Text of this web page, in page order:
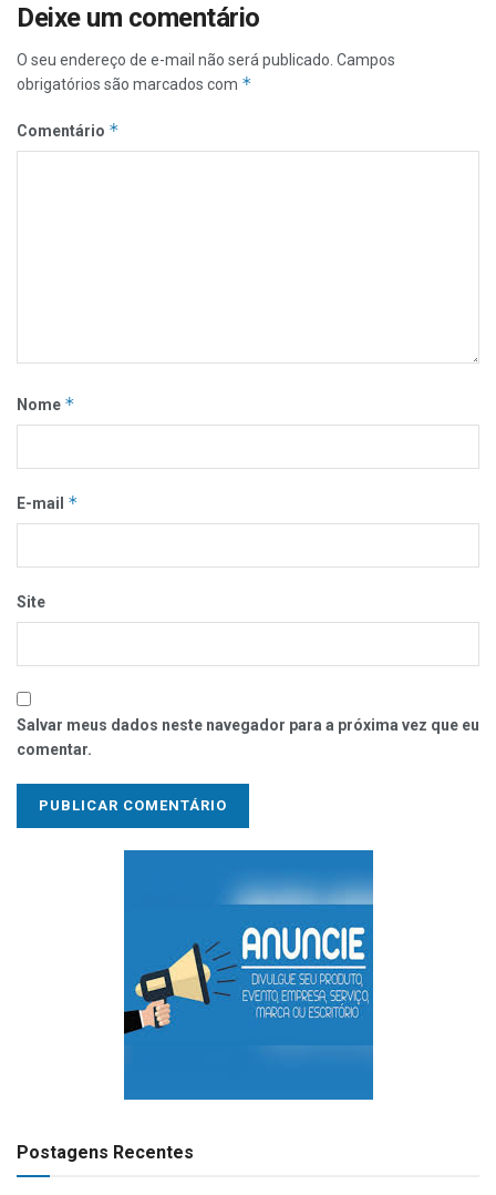
Deixe um comentário
O seu endereço de e-mail não será publicado. Campos
obrigatórios são marcados com *
Comentário *
Nome *
E-mail *
Site
Salvar meus dados neste navegador para a próxima vez que eu
comentar.
Postagens Recentes